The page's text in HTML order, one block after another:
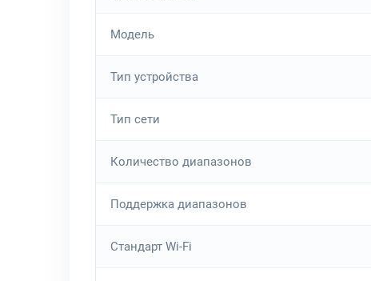
Модель
Тип устройства
Тип сети
Количество диапазонов
Поддержка диапазонов
Стандарт Wi-Fi